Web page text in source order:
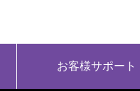
お客様サポート